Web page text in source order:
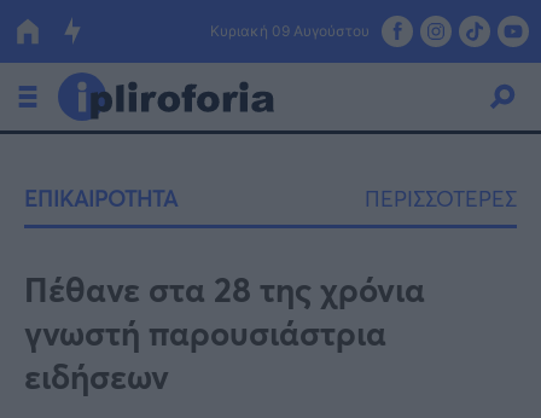
Κυριακή 09 Αυγούστου
Οικονομία
Πολιτική
Τράπεζες
Επιδοτήσεις
Κόσμος
ΕΠΙΚΑΙΡΟΤΗΤΑ ΠΕΡΙΣΣΟΤΕΡΕΣ
Πέθανε στα 28 της χρόνια
γνωστή παρουσιάστρια
ειδήσεων